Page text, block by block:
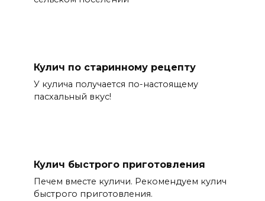
Кулич по старинному рецепту
У кулича получается по-настоящему
пасхальный вкус!
Кулич быстрого приготовления
Печем вместе куличи. Рекомендуем кулич
быстрого приготовления.